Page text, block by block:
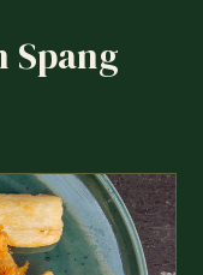
Spang